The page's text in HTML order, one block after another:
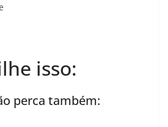
isso:
perca também: